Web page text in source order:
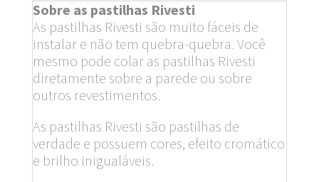
Sobre as pastilhas Rivesti
As pastilhas Rivesti são muito fáceis de
instalar e não tem quebra-quebra. Você
mesmo pode colar as pastilhas Rivesti
diretamente sobre a parede ou sobre
outros revestimentos.
As pastilhas Rivesti são pastilhas de
verdade e possuem cores, efeito cromático
e brilho inigualáveis.